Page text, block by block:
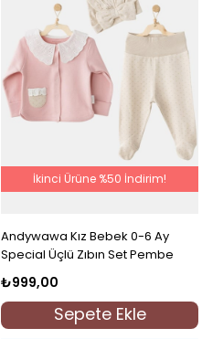
Andywawa Kız Bebek 0-6 Ay
Special Üçlü Zıbın Set Pembe
₺999,00
Sepete Ekle
İkinci Ürüne %50 İndirim!